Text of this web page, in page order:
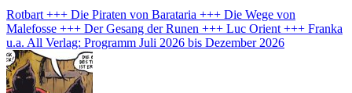
Rotbart +++ Die Piraten von Barataria +++ Die Wege von
Malefosse +++ Der Gesang der Runen +++ Luc Orient +++ Franka
u.a. All Verlag: Programm Juli 2026 bis Dezember 2026